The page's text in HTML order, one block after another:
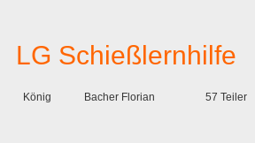
LG Schießlernhilfe
König Bacher Florian 57 Teiler